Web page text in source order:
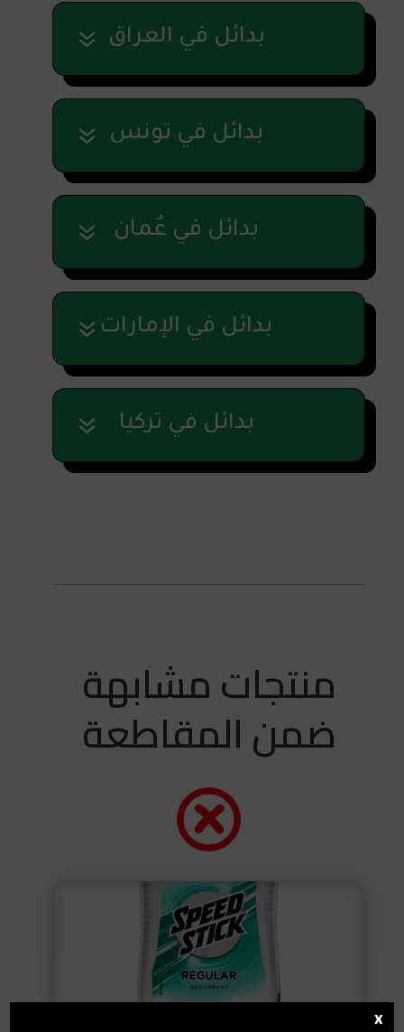
بدائل في العراق
بدائل في تونس
بدائل في عُمان
بدائل في الإمارات
بدائل في تركيا
منتجات مشابهة
ضمن المقاطعة
x